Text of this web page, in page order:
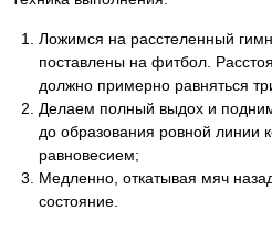
Ложимся на расстеленный
поставлены на фитбол.
должно примерно равняться
Делаем полный выдох и
до образования ровной линии
равновесием;
Медленно, откатывая мяч
состояние.